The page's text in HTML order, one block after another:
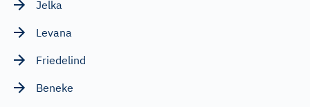
Jelka
Levana
Friedelind
Beneke